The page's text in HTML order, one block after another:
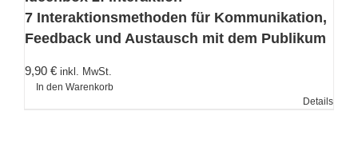
7 Interaktionsmethoden für Kommunikation,
Feedback und Austausch mit dem Publikum
9,90 € inkl. MwSt.
In den Warenkorb
Details